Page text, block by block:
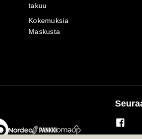
takuu
Kokemuksia
Maskusta